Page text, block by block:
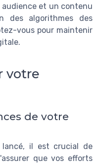
et un contenu
des algorithmes des
vous pour maintenir
votre
de votre
il est crucial de
que vos efforts